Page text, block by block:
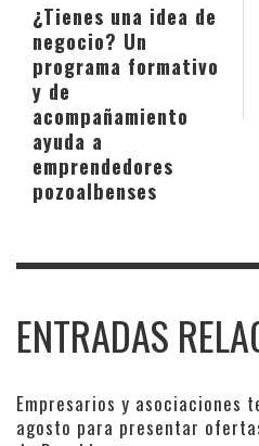
¿Tienes una idea de
negocio? Un
programa formativo
y de
acompañamiento
ayuda a
emprendedores
pozoalbenses
ENTRADAS
Empresarios y asociaciones
agosto para presentar